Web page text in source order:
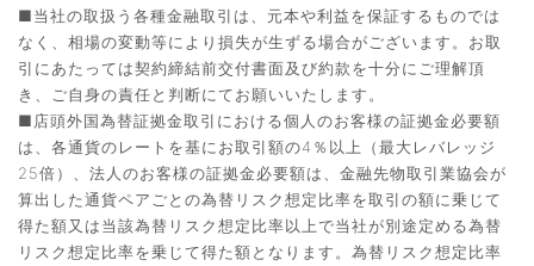
■当社の取扱う各種金融取引は、元本や利益を保証するものでは
なく、相場の変動等により損失が生ずる場合がございます。お取
引にあたっては契約締結前交付書面及び約款を十分にご理解頂
き、ご自身の責任と判断にてお願いいたします。
■店頭外国為替証拠金取引における個人のお客様の証拠金必要額
は、各通貨のレートを基にお取引額の4％以上（最大レバレッジ
25倍）、法人のお客様の証拠金必要額は、金融先物取引業協会が
算出した通貨ペアごとの為替リスク想定比率を取引の額に乗じて
得た額又は当該為替リスク想定比率以上で当社が別途定める為替
リスク想定比率を乗じて得た額となります。為替リスク想定比率